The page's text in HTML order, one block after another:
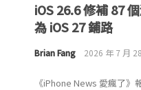
iOS 26.6 修補 87
為 iOS 27 鋪路
Brian Fang 2026 年 7 月
《iPhone News 愛瘋了》